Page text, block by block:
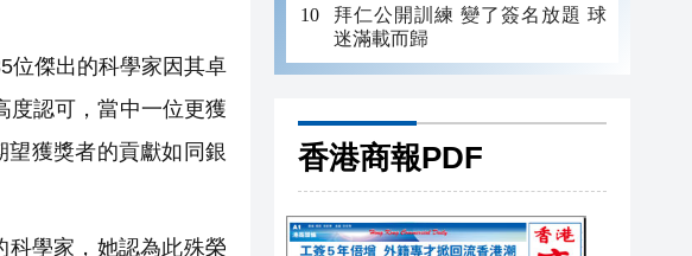
位傑出的科學家因其卓
度認可，當中一位更獲
獲獎者的貢獻如同銀
學家，她認為此殊榮
拜仁公開訓練 變了簽名放題 球
迷滿載而歸
香港商報PDF